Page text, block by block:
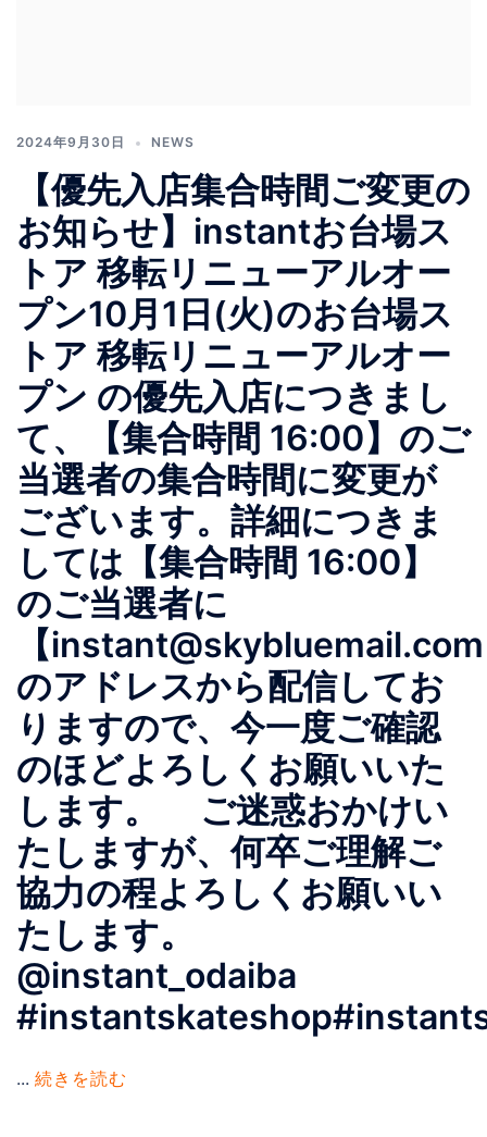
2024年9月30日 NEWS
【優先入店集合時間ご変更の
お知らせ】instantお台場ス
トア 移転リニューアルオー
プン10月1日(火)のお台場ス
トア 移転リニューアルオー
プン の優先入店につきまし
て、【集合時間 16:00】のご
当選者の集合時間に変更が
ございます。詳細につきま
しては【集合時間 16:00】
のご当選者に
【
のアドレスから配信してお
りますので、今一度ご確認
のほどよろしくお願いいた
します。 ご迷惑おかけい
たしますが、何卒ご理解ご
協力の程よろしくお願いい
たします。
@instant_odaiba
... 続きを読む